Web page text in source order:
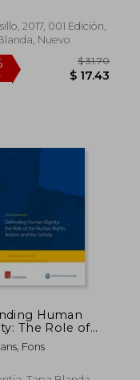
2017, 001 Edición,
Nuevo
Human
The Role of
Rights
and the
Fons